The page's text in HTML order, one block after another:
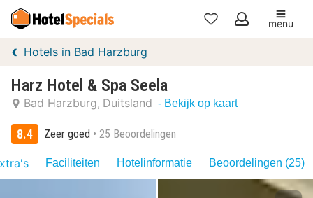
Mijn
menu
Hotels in Bad Harzburg
Harz Hotel & Spa Seela
Bad Harzburg Duitsland - Bekijk op kaart
8.4 Zeer goed 25 Beoordelingen
Faciliteiten Hotelinformatie Beoordelingen (25)